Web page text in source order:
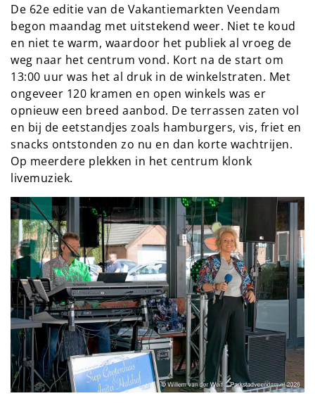
De 62e editie van de Vakantiemarkten Veendam
begon maandag met uitstekend weer. Niet te koud
en niet te warm, waardoor het publiek al vroeg de
weg naar het centrum vond. Kort na de start om
13:00 uur was het al druk in de winkelstraten. Met
ongeveer 120 kramen en open winkels was er
opnieuw een breed aanbod. De terrassen zaten vol
en bij de eetstandjes zoals hamburgers, vis, friet en
snacks ontstonden zo nu en dan korte wachtrijen.
Op meerdere plekken in het centrum klonk
livemuziek.